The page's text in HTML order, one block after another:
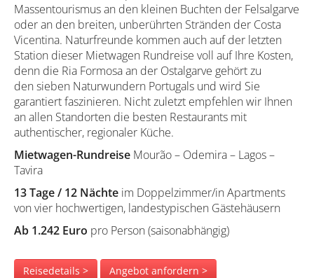
Massentourismus an den kleinen Buchten der Felsalgarve
oder an den breiten, unberührten Stränden der Costa
Vicentina. Naturfreunde kommen auch auf der letzten
Station dieser Mietwagen Rundreise voll auf Ihre Kosten,
denn die Ria Formosa an der Ostalgarve gehört zu
den sieben Naturwundern Portugals und wird Sie
garantiert faszinieren. Nicht zuletzt empfehlen wir Ihnen
an allen Standorten die besten Restaurants mit
authentischer, regionaler Küche.
Mietwagen-Rundreise Mourão – Odemira – Lagos –
Tavira
13 Tage / 12 Nächte im Doppelzimmer/in Apartments
von vier hochwertigen, landestypischen Gästehäusern
Ab 1.242 Euro pro Person (saisonabhängig)
Reisedetails > Angebot anfordern >